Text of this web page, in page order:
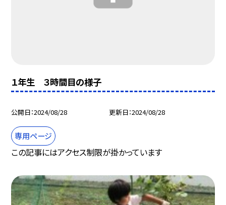
１年生 ３時間目の様子
公開日 2024/08/28 更新日 2024/08/28
専用ページ
この記事にはアクセス制限が掛かっています